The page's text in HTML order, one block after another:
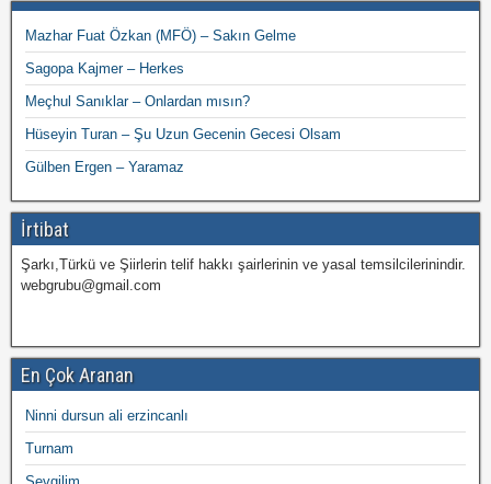
Mazhar Fuat Özkan (MFÖ) – Sakın Gelme
Sagopa Kajmer – Herkes
Meçhul Sanıklar – Onlardan mısın?
Hüseyin Turan – Şu Uzun Gecenin Gecesi Olsam
Gülben Ergen – Yaramaz
İrtibat
Şarkı,Türkü ve Şiirlerin telif hakkı şairlerinin ve yasal temsilcilerinindir.
webgrubu@gmail.com
En Çok Aranan
Ninni dursun ali erzincanlı
Turnam